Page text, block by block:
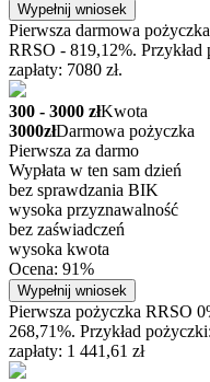
Wypełnij wniosek
Pierwsza darmowa
RRSO - 819,12%. Przykład
zapłaty: 7080 zł.
300 - 3000 złKwota
3000złDarmowa pożyczka
Pierwsza za darmo
Wypłata w ten sam dzień
bez sprawdzania BIK
wysoka przyznawalność
bez zaświadczeń
wysoka kwota
Ocena: 91%
Wypełnij wniosek
Pierwsza pożyczka RRSO
268,71%. Przykład
zapłaty: 1 441,61 zł